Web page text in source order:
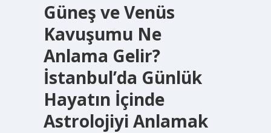
Güneş ve Venüs
Kavuşumu Ne
Anlama Gelir?
İstanbul’da Günlük
Hayatın İçinde
Astrolojiyi Anlamak